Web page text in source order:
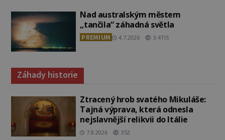
Nad australským městem
„tančila“ záhadná světla
PREMIUM 4.7.2026 3.4TIS
Záhady historie
Ztracený hrob svatého Mikuláše:
Tajná výprava, která odnesla
nejslavnější relikvii do Itálie
7.8.2026 352